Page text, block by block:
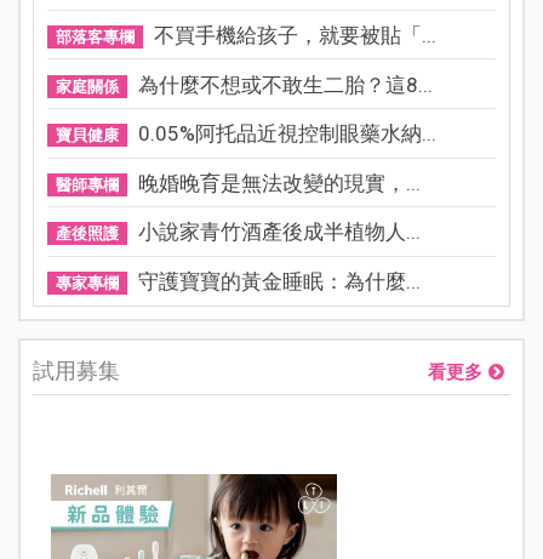
部落客專欄 不買手機給孩子，就要被貼「...
家庭關係 為什麼不想或不敢生二胎？這8...
寶貝健康 0.05%阿托品近視控制眼藥水納...
醫師專欄 晚婚晚育是無法改變的現實，...
產後照護 小說家青竹酒產後成半植物人...
專家專欄 守護寶寶的黃金睡眠：為什麼...
試用募集 看更多